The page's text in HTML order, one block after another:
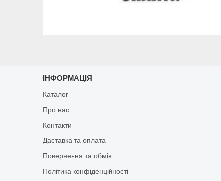
ІНФОРМАЦІЯ
Каталог
Про нас
Контакти
Даставка та оплата
Повернення та обмін
Політика конфіденційності